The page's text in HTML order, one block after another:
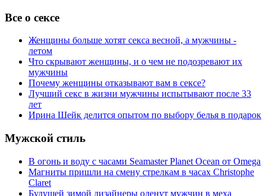
Все о сексе
Женщины больше хотят секса весной, а мужчины -
летом
Что скрывают женщины, и о чем не подозревают их
мужчины
Почему женщины отказывают вам в сексе?
Лучший секс в жизни мужчины испытывают после 33
лет
Ирина Шейк делится опытом по выбору белья в подарок
Мужской стиль
В огонь и воду с часами Seamaster Planet Ocean от Omega
Магниты пришли на смену стрелкам в часах Christophe
Claret
Будущей зимой дизайнеры оденут мужчин в меха